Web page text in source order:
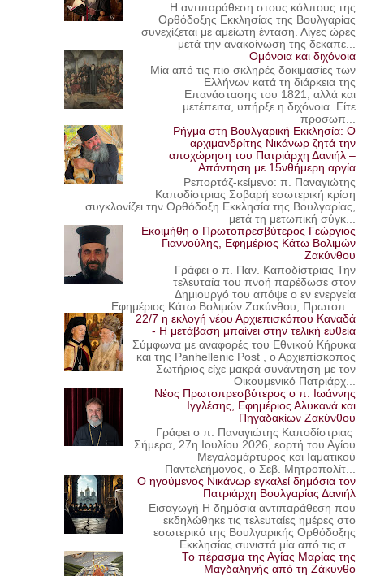
Η αντιπαράθεση στους κόλπους της
Ορθόδοξης Εκκλησίας της Βουλγαρίας
συνεχίζεται με αμείωτη ένταση. Λίγες ώρες
μετά την ανακοίνωση της δεκαπε...
Ομόνοια και διχόνοια
Μία από τις πιο σκληρές δοκιμασίες των
Ελλήνων κατά τη διάρκεια της
Επανάστασης του 1821, αλλά και
μετέπειτα, υπήρξε η διχόνοια. Είτε
προσωπ...
Ρήγμα στη Βουλγαρική Εκκλησία: Ο
αρχιμανδρίτης Νικάνωρ ζητά την
αποχώρηση του Πατριάρχη Δανιήλ –
Απάντηση με 15νθήμερη αργία
Ρεπορτάζ-κείμενο: π. Παναγιώτης
Καποδίστριας Σοβαρή εσωτερική κρίση
συγκλονίζει την Ορθόδοξη Εκκλησία της Βουλγαρίας,
μετά τη μετωπική σύγκ...
Εκοιμήθη ο Πρωτοπρεσβύτερος Γεώργιος
Γιαννούλης, Εφημέριος Κάτω Βολιμών
Ζακύνθου
Γράφει ο π. Παν. Καποδίστριας Την
τελευταία του πνοή παρέδωσε στον
Δημιουργό του απόψε ο εν ενεργεία
Εφημέριος Κάτω Βολιμών Ζακύνθου, Πρωτοπ...
22/7 η εκλογή νέου Αρχιεπισκόπου Καναδά
- Η μετάβαση μπαίνει στην τελική ευθεία
Σύμφωνα με αναφορές του Εθνικού Κήρυκα
και της Panhellenic Post , ο Αρχιεπίσκοπος
Σωτήριος είχε μακρά συνάντηση με τον
Οικουμενικό Πατριάρχ...
Νέος Πρωτοπρεσβύτερος ο π. Ιωάννης
Ιγγλέσης, Εφημέριος Αλυκανά και
Πηγαδακίων Ζακύνθου
Γράφει ο π. Παναγιώτης Καποδίστριας
Σήμερα, 27η Ιουλίου 2026, εορτή του Αγίου
Μεγαλομάρτυρος και Ιαματικού
Παντελεήμονος, ο Σεβ. Μητροπολίτ...
Ο ηγούμενος Νικάνωρ εγκαλεί δημόσια τον
Πατριάρχη Βουλγαρίας Δανιήλ
Εισαγωγή Η δημόσια αντιπαράθεση που
εκδηλώθηκε τις τελευταίες ημέρες στο
εσωτερικό της Βουλγαρικής Ορθόδοξης
Εκκλησίας συνιστά μία από τις σ...
Το πέρασμα της Αγίας Μαρίας της
Μαγδαληνής από τη Ζάκυνθο